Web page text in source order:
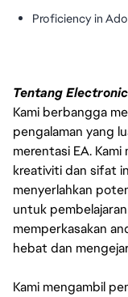
Proficiency in
Tentang
Kami berbangga
pengalaman yang
merentasi EA.
kreativiti dan sifat
menyerlahkan
untuk
memperkasakan
hebat dan
Kami mengambil